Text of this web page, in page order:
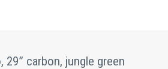
29” carbon, jungle green